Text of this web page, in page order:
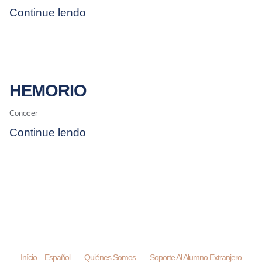
Continue lendo
HEMORIO
Conocer
Continue lendo
Início – Español Quiénes Somos Soporte Al Alumno Extranjero